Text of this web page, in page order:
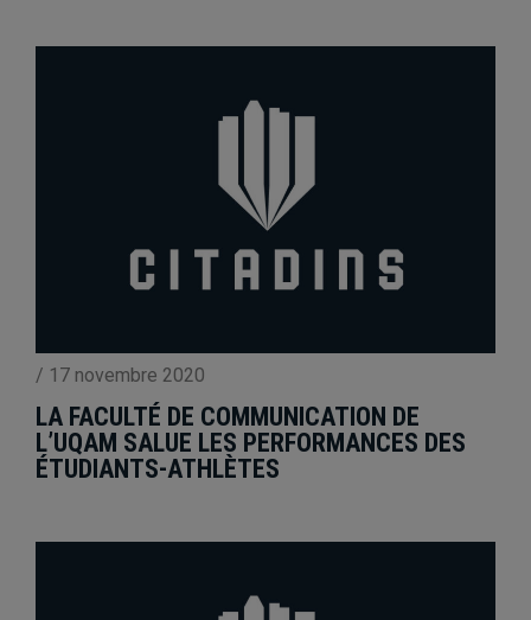
/ 17 novembre 2020
LA FACULTÉ DE COMMUNICATION DE
L’UQAM SALUE LES PERFORMANCES DES
ÉTUDIANTS-ATHLÈTES